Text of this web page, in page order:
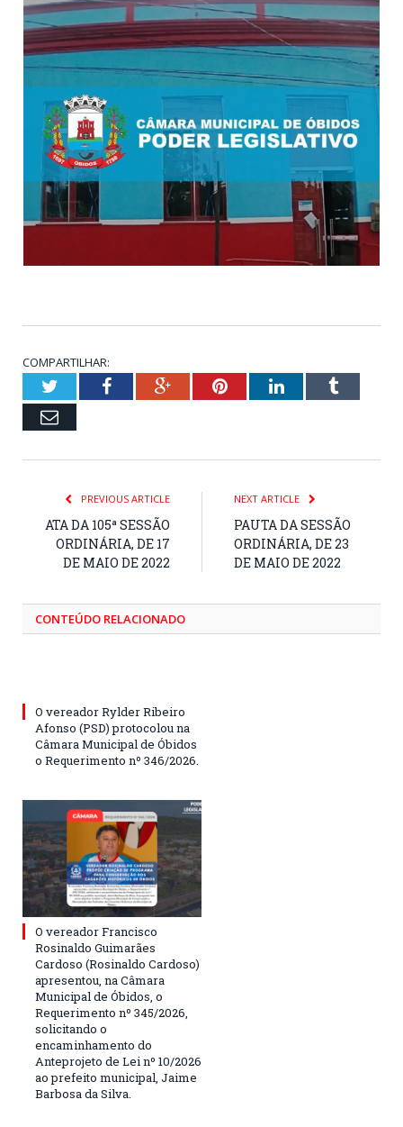
COMPARTILHAR:
TwitterFacebookGoogle+PinterestLinkedInTumblr
Email
PREVIOUS ARTICLE
ATA DA 105ª SESSÃO
ORDINÁRIA, DE 17
DE MAIO DE 2022
NEXT ARTICLE
PAUTA DA SESSÃO
ORDINÁRIA, DE 23
DE MAIO DE 2022
CONTEÚDO RELACIONADO
O vereador Rylder Ribeiro
Afonso (PSD) protocolou na
Câmara Municipal de Óbidos
o Requerimento nº 346/2026.
O vereador Francisco
Rosinaldo Guimarães
Cardoso (Rosinaldo Cardoso)
apresentou, na Câmara
Municipal de Óbidos, o
Requerimento nº 345/2026,
solicitando o
encaminhamento do
Anteprojeto de Lei nº 10/2026
ao prefeito municipal, Jaime
Barbosa da Silva.